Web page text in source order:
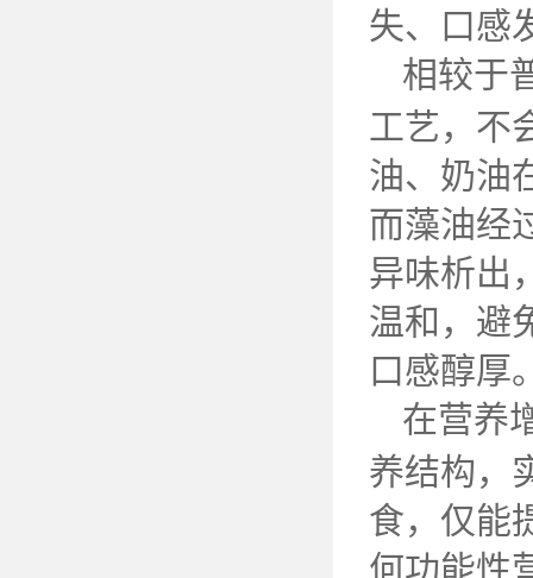
失、口感
相较于
工艺，不
油、奶油
而藻油经
异味析出
温和，避
口感醇厚
在营养
养结构，
食，仅能
何功能性